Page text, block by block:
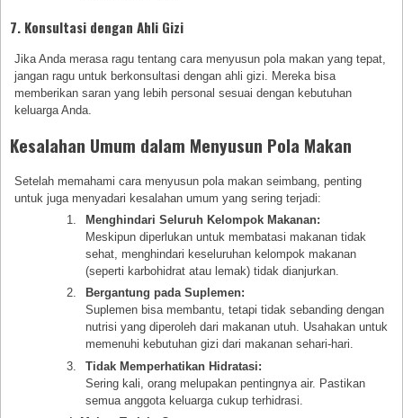
7. Konsultasi dengan Ahli Gizi
Jika Anda merasa ragu tentang cara menyusun pola makan yang tepat,
jangan ragu untuk berkonsultasi dengan ahli gizi. Mereka bisa
memberikan saran yang lebih personal sesuai dengan kebutuhan
keluarga Anda.
Kesalahan Umum dalam Menyusun Pola Makan
Setelah memahami cara menyusun pola makan seimbang, penting
untuk juga menyadari kesalahan umum yang sering terjadi:
Menghindari Seluruh Kelompok Makanan:
Meskipun diperlukan untuk membatasi makanan tidak
sehat, menghindari keseluruhan kelompok makanan
(seperti karbohidrat atau lemak) tidak dianjurkan.
Bergantung pada Suplemen:
Suplemen bisa membantu, tetapi tidak sebanding dengan
nutrisi yang diperoleh dari makanan utuh. Usahakan untuk
memenuhi kebutuhan gizi dari makanan sehari-hari.
Tidak Memperhatikan Hidratasi:
Sering kali, orang melupakan pentingnya air. Pastikan
semua anggota keluarga cukup terhidrasi.